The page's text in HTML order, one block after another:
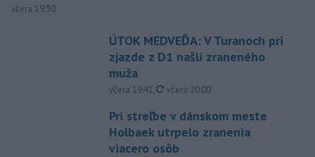
včera 19:30
ÚTOK MEDVEĎA: V Turanoch pri
zjazde z D1 našli zraneného
muža
včera 19:41, aktualizované
včera 20:00
Pri streľbe v dánskom meste
Holbaek utrpelo zranenia
viacero osôb